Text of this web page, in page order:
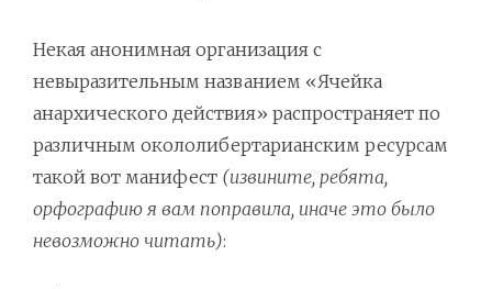
Некая анонимная организация с
невыразительным названием «Ячейка
анархического действия» распространяет по
различным окололибертарианским ресурсам
такой вот манифест (извините, ребята,
орфографию я вам поправила, иначе это было
невозможно читать):